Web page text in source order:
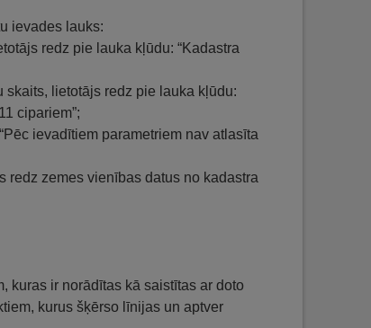
ievades lauks:
redz pie lauka kļūdu: “Kadastra
skaits, lietotājs redz pie lauka kļūdu:
cipariem”;
ievadītiem parametriem nav atlasīta
redz zemes vienības datus no kadastra
kuras ir norādītas kā saistītas ar doto
kurus šķērso līnijas un aptver